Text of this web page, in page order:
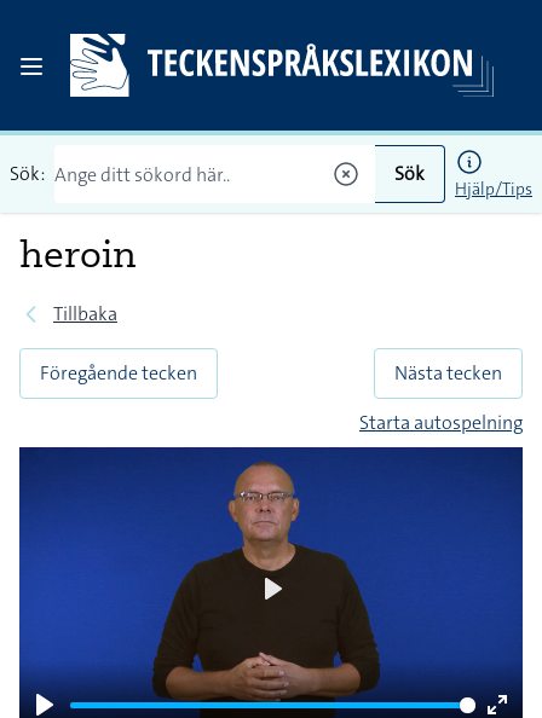
Sök: Sök
Hjälp/Tips
heroin
Tillbaka
Föregående tecken
Nästa tecken
Starta autospelning